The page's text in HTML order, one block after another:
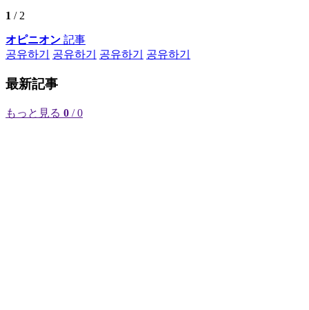
1 / 2
オピニオン 記事
공유하기
공유하기 공유하기 공유하기
最新記事
もっと見る 0 / 0